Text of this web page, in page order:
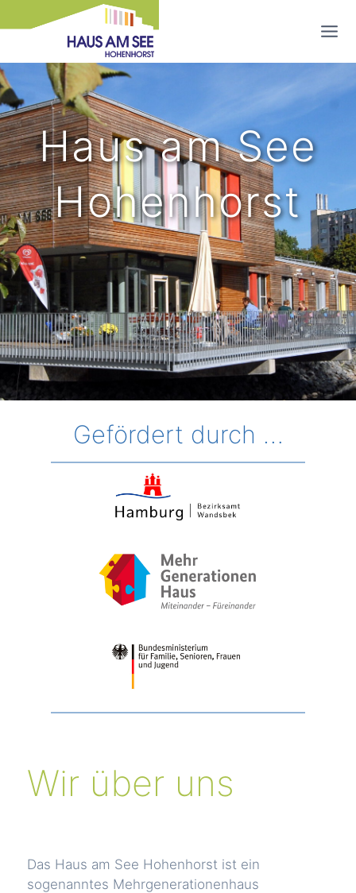
Inhalt
Haus am See
Hohenhorst
Gefördert durch …
Wir über uns
Das Haus am See Hohenhorst ist ein
sogenanntes Mehrgenerationenhaus